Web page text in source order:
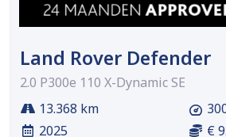
Land Rover Defender
2.0 P300e 110 X-Dynamic SE
13.368 km
2025
€